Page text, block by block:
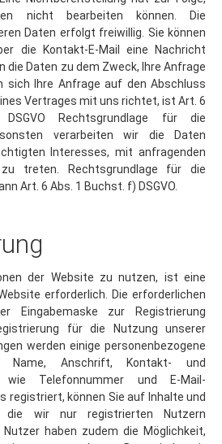
Daten erfolgt freiwillig. Sie können
die Kontakt-E-Mail eine Nachricht
die Daten zu dem Zweck, Ihre Anfrage
sich Ihre Anfrage auf den Abschluss
Vertrages mit uns richtet, ist Art. 6
Rechtsgrundlage für die
verarbeiten wir die Daten
Interesses, mit anfragenden
treten. Rechtsgrundlage für die
Art. 6 Abs. 1 Buchst. f) DSGVO.
der Website zu nutzen, ist eine
erforderlich. Die erforderlichen
Eingabemaske zur Registrierung
für die Nutzung unserer
werden einige personenbezogene
Name, Anschrift, Kontakt- und
wie Telefonnummer und E-Mail-
registriert, können Sie auf Inhalte und
die wir nur registrierten Nutzern
haben zudem die Möglichkeit,
angegebenen Daten jederzeit